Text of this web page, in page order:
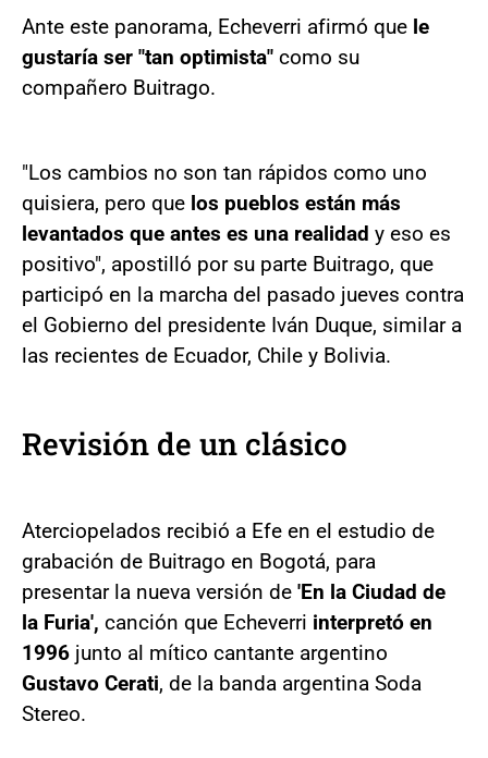
Ante este panorama, Echeverri afirmó que le
gustaría ser "tan optimista" como su
compañero Buitrago.
"Los cambios no son tan rápidos como uno
quisiera, pero que los pueblos están más
levantados que antes es una realidad y eso es
positivo", apostilló por su parte Buitrago, que
participó en la marcha del pasado jueves contra
el Gobierno del presidente Iván Duque, similar a
las recientes de Ecuador, Chile y Bolivia.
Revisión de un clásico
Aterciopelados recibió a Efe en el estudio de
grabación de Buitrago en Bogotá, para
presentar la nueva versión de 'En la Ciudad de
la Furia', canción que Echeverri interpretó en
1996 junto al mítico cantante argentino
Gustavo Cerati, de la banda argentina Soda
Stereo.